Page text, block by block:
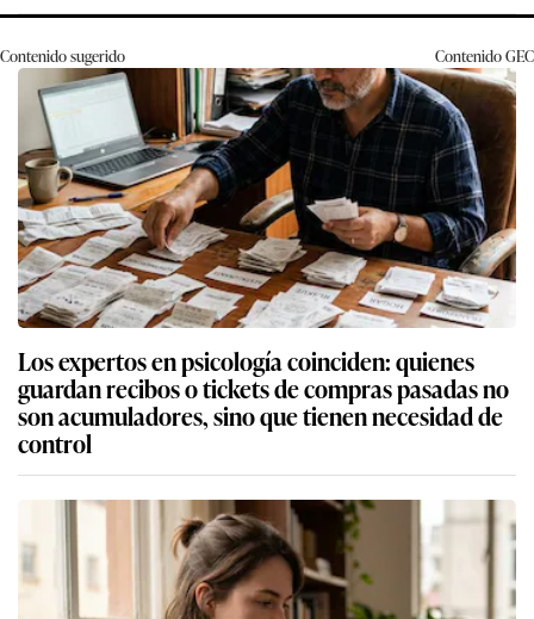
Contenido sugerido ContenidoGEC
Los expertos en psicología coinciden: quienes
guardan recibos o tickets de compras pasadas no
son acumuladores, sino que tienen necesidad de
control